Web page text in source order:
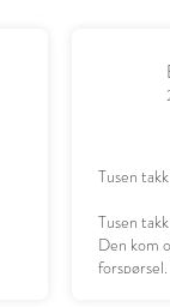
Tusen
Tusen
Den kom